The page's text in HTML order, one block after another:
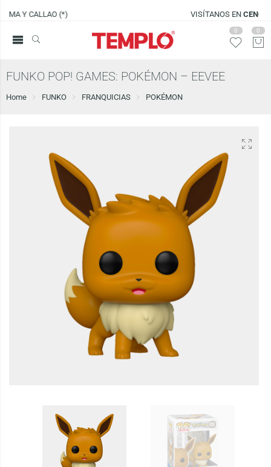
CENCO LIMA SUR
0 0
FUNKO POP! GAMES: POKÉMON – EEVEE
Home FUNKO FRANQUICIAS POKÉMON